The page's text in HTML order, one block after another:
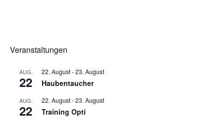
Veranstaltungen
AUG.
22
22. August-23. August
Haubentaucher
AUG.
22
22. August-23. August
Training Opti